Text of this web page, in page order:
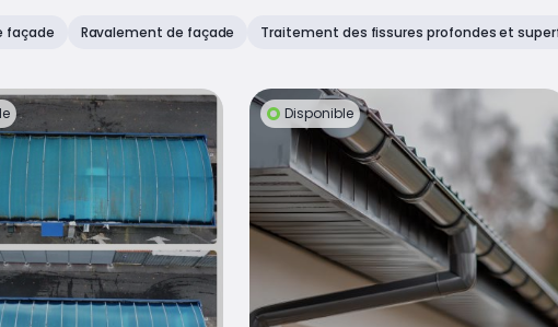
façade Ravalement de façade Traitement des fissures profondes et
Disponible